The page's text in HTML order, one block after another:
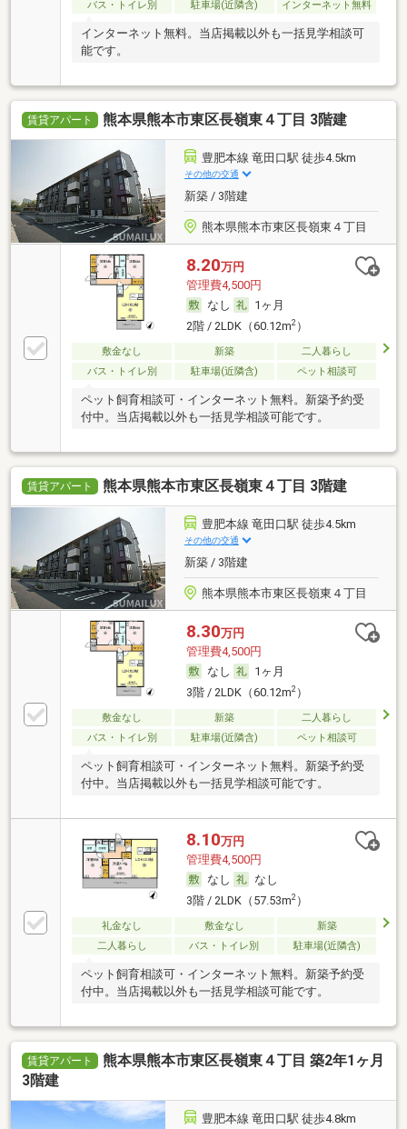
バス・トイレ別 駐車場(近隣含) インターネット無料
インターネット無料。当店掲載以外も一括見学相談可
能です。
賃貸アパート 熊本県熊本市東区長嶺東４丁目 3階建
豊肥本線 竜田口駅 徒歩4.5km
その他の交通
新築 / 3階建
熊本県熊本市東区長嶺東４丁目
8.20万円
管理費4,500円
なし
1ヶ月
2階 / 2LDK（60.12m2）
敷金なし 新築
二人暮らし
バス・トイレ別
駐車場(近隣含) ペット相談可
ペット飼育相談可・インターネット無料。新築予約受
付中。当店掲載以外も一括見学相談可能です。
賃貸アパート 熊本県熊本市東区長嶺東４丁目 3階建
豊肥本線 竜田口駅 徒歩4.5km
その他の交通
新築 / 3階建
熊本県熊本市東区長嶺東４丁目
8.30万円
管理費4,500円
なし
1ヶ月
3階 / 2LDK（60.12m2）
敷金なし 新築
二人暮らし
バス・トイレ別
駐車場(近隣含) ペット相談可
ペット飼育相談可・インターネット無料。新築予約受
付中。当店掲載以外も一括見学相談可能です。
8.10万円
管理費4,500円
なし
なし
3階 / 2LDK（57.53m2）
礼金なし 敷金なし
新築
二人暮らし
バス・トイレ別 駐車場(近隣含)
ペット飼育相談可・インターネット無料。新築予約受
付中。当店掲載以外も一括見学相談可能です。
賃貸アパート
熊本県熊本市東区長嶺東４丁目 築2年1ヶ月
3階建
豊肥本線 竜田口駅 徒歩4.8km